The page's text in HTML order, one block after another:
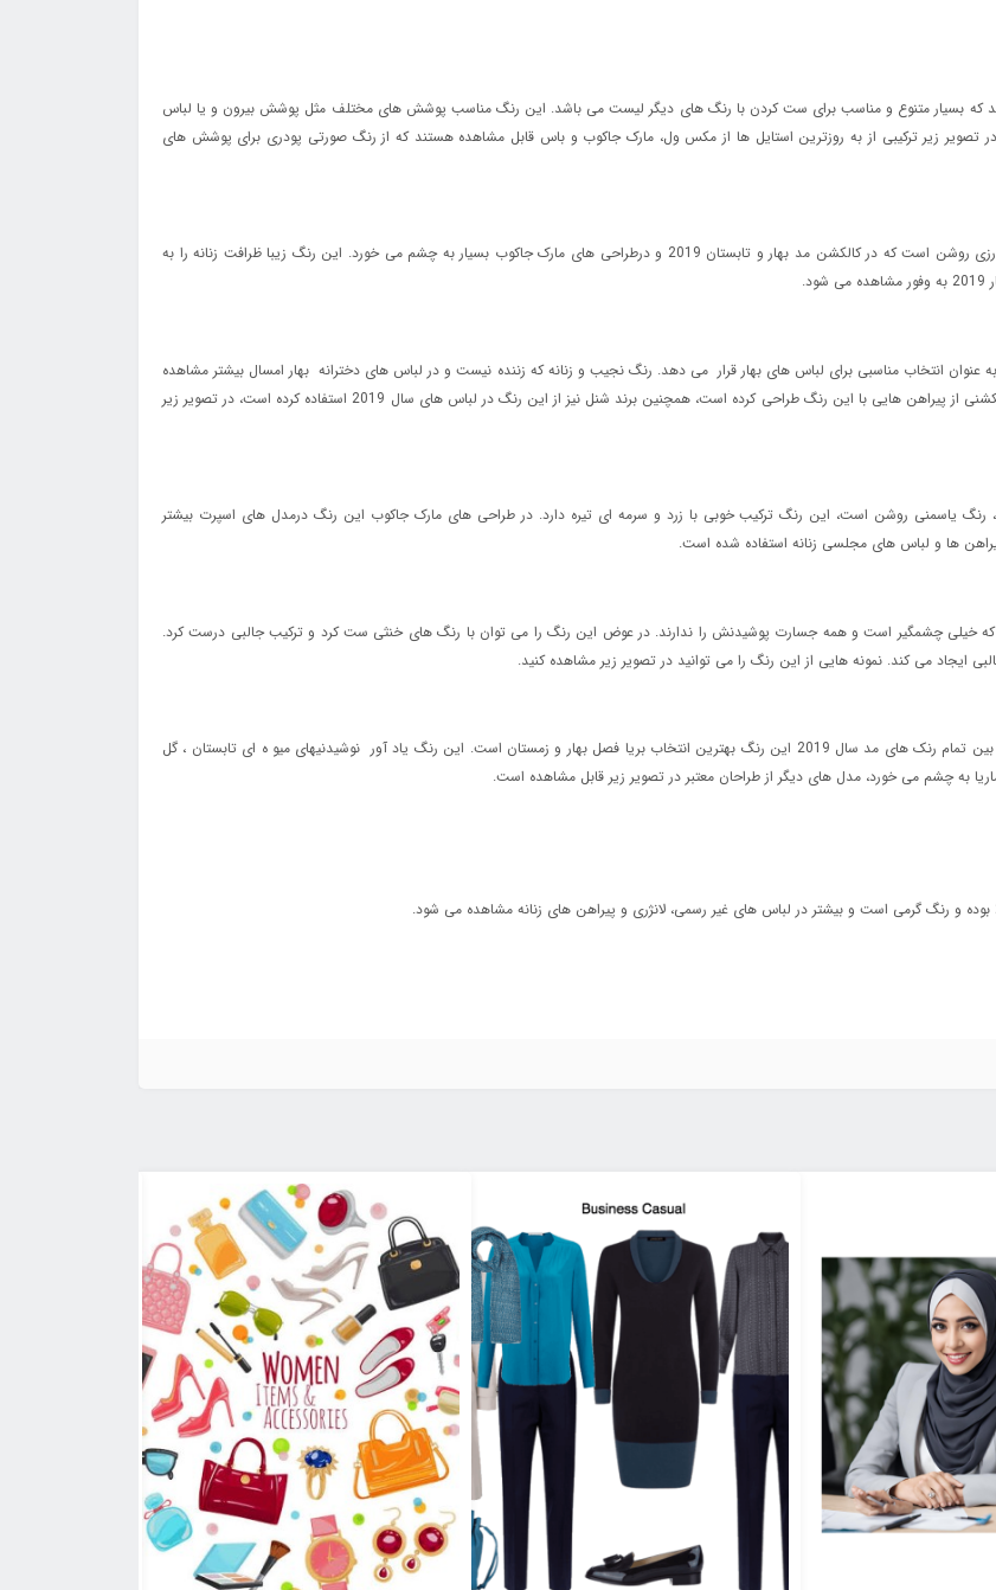
بسیار متنوع و مناسب برای ست کردن با رنگ های دیگر لیست می باشد. این رنگ مناسب پوشش های مختلف مثل پوشش بیرون و یا لباس
زیر ترکیبی از به روزترین استایل ها از مکس ول، مارک جاکوب و باس قابل مشاهده هستند که از رنگ صورتی پودری برای پوشش های
به روشنی و سبکی هوا و در عین حال پرنسسی از ویژگی های رنگ صورتی رزی روشن است که در کالکشن مد بهار و تابستان 2019 و درطراحی های مارک جاکوب بسیار به چشم می خورد. این رنگ زیبا ظرافت زنانه را به
انتخاب مناسبی برای لباس های بهار قرار می دهد. رنگ نجیب و زنانه که زننده نیست و در لباس های دخترانه بهار امسال بیشتر مشاهده
می شود. والنتینو (Valentino) که از دیگر برندهای مطرح دنیای مد است کالکشنی از پیراهن هایی با این رنگ طراحی کرده است، همچنین برند شنل نیز از این رنگ در لباس های سال 2019 استفاده کرده است، در تصویر زیر
فشن بهار و تابستان 2019 مشاهده می شود، رنگ یاسمنی روشن است، این رنگ ترکیب خوبی با زرد و سرمه ای تیره دارد. در طراحی های مارک جاکوب این رنگ درمدل های اسپرت بیشتر
ها و لباس های مجلسی زنانه استفاده شده است.
از برجسته ترین رنگ های مد بهار 2019 است. رنگی که خیلی چشمگیر است و همه جسارت پوشیدنش را ندارند. در عوض این رنگ را می توان با رنگ های خنثی ست کرد و ترکیب جالبی درست کرد.
ایجاد می کند. نمونه هایی از این رنگ را می توانید در تصویر زیر مشاهده کنید.
رنگ مرجانی رنگی است که دقیقا بین صورتی و نارنجی قرار می گیرد و .. در بین تمام رنک های مد سال 2019 این رنگ بهترین انتخاب بریا فصل بهار و زمستان است. این رنگ یاد آور نوشیدنیهای میو ه ای تابستان ، گل
به چشم می خورد، مدل های دیگر از طراحان معتبر در تصویر زیر قابل مشاهده است.